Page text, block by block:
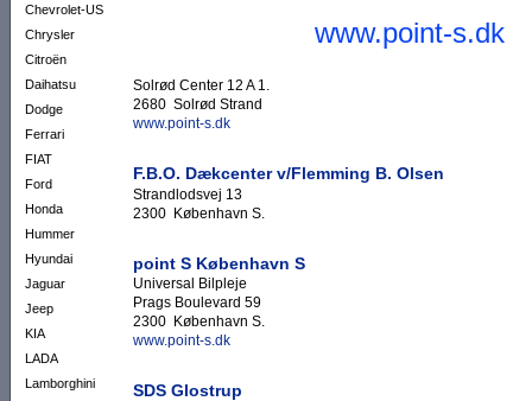
Chevrolet-US
Chrysler
Citroën
Daihatsu
Dodge
Ferrari
FIAT
Ford
Honda
Hummer
Hyundai
Jaguar
Jeep
KIA
LADA
Lamborghini
www.point-s.dk
Solrød Center 12 A 1.
2680 Solrød Strand
www.point-s.dk
F.B.O. Dækcenter v/Flemming B. Olsen
Strandlodsvej 13
2300 København S.
point S København S
Universal Bilpleje
Prags Boulevard 59
2300 København S.
www.point-s.dk
SDS Glostrup